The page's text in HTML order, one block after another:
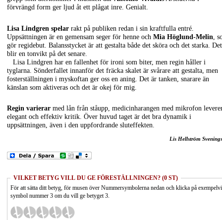
förvrängd form ger ljud åt ett plågat inre. Genialt.
Lisa Lindgren spelar rakt på publiken redan i sin kraftfulla entré.
Uppsättningen är en gemensam seger för henne och Mia Höglund-Melin ,
gör regidebut. Balansstycket är att gestalta både det sköra och det starka. Det
blir en tonvikt på det senare.
Lisa Lindgren har en fallenhet för ironi som biter, men regin håller i
tyglarna. Sönderfallet innanför det fräcka skalet är svårare att gestalta, men
fosterställningen i myskoftan ger oss en aning. Det är tanken, snarare än
känslan som aktiveras och det är okej för mig.
Regin varierar med lån från ståupp, medicinharangen med mikrofon
elegant och effektiv kritik. Över huvud taget är det bra dynamik i
uppsättningen, även i den uppfordrande sluteffekten.
Lis Hellström
VILKET BETYG VILL DU GE FÖRESTÄLLNINGEN? (0 ST)
För att sätta ditt betyg, för musen över Nummersymbolerna nedan och klicka på
symbol nummer 3 om du vill ge betyget 3.